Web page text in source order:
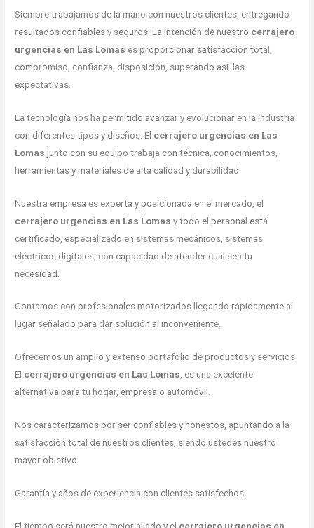
Siempre trabajamos de la mano con nuestros clientes, entregando
resultados confiables y seguros. La intención de nuestro cerrajero
urgencias en Las Lomas es proporcionar satisfacción total,
compromiso, confianza, disposición, superando así las
expectativas.
La tecnología nos ha permitido avanzar y evolucionar en la industria
con diferentes tipos y diseños. El cerrajero urgencias en Las
Lomas junto con su equipo trabaja con técnica, conocimientos,
herramientas y materiales de alta calidad y durabilidad.
Nuestra empresa es experta y posicionada en el mercado, el
cerrajero urgencias en Las Lomas y todo el personal está
certificado, especializado en sistemas mecánicos, sistemas
eléctricos digitales, con capacidad de atender cual sea tu
necesidad.
Contamos con profesionales motorizados llegando rápidamente al
lugar señalado para dar solución al inconveniente.
Ofrecemos un amplio y extenso portafolio de productos y servicios.
El cerrajero urgencias en Las Lomas, es una excelente
alternativa para tu hogar, empresa o automóvil.
Nos caracterizamos por ser confiables y honestos, apuntando a la
satisfacción total de nuestros clientes, siendo ustedes nuestro
mayor objetivo.
Garantía y años de experiencia con clientes satisfechos.